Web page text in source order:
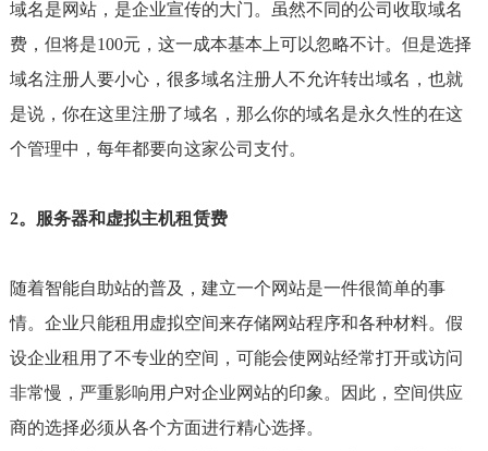
域名是网站，是企业宣传的大门。虽然不同的公司收取域名
费，但将是100元，这一成本基本上可以忽略不计。但是选择
域名注册人要小心，很多域名注册人不允许转出域名，也就
是说，你在这里注册了域名，那么你的域名是永久性的在这
个管理中，每年都要向这家公司支付。
2。服务器和虚拟主机租赁费
随着智能自助站的普及，建立一个网站是一件很简单的事
情。企业只能租用虚拟空间来存储网站程序和各种材料。假
设企业租用了不专业的空间，可能会使网站经常打开或访问
非常慢，严重影响用户对企业网站的印象。因此，空间供应
商的选择必须从各个方面进行精心选择。